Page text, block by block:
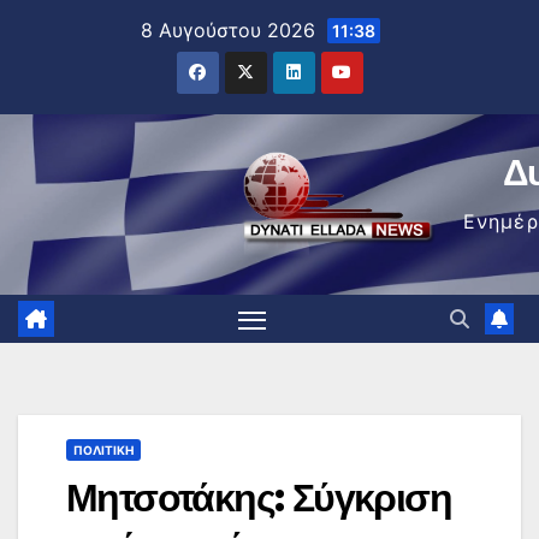
8 Αυγούστου 2026 11:38
ΠΟΛΙΤΙΚΉ
Μητσοτάκης: Σύγκριση